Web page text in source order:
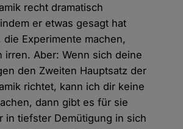
recht dramatisch
er etwas gesagt hat
Experimente machen,
irren. Aber: Wenn sich deine
den Zweiten Hauptsatz der
richtet, kann ich dir keine
dann gibt es für sie
in tiefster Demütigung in sich